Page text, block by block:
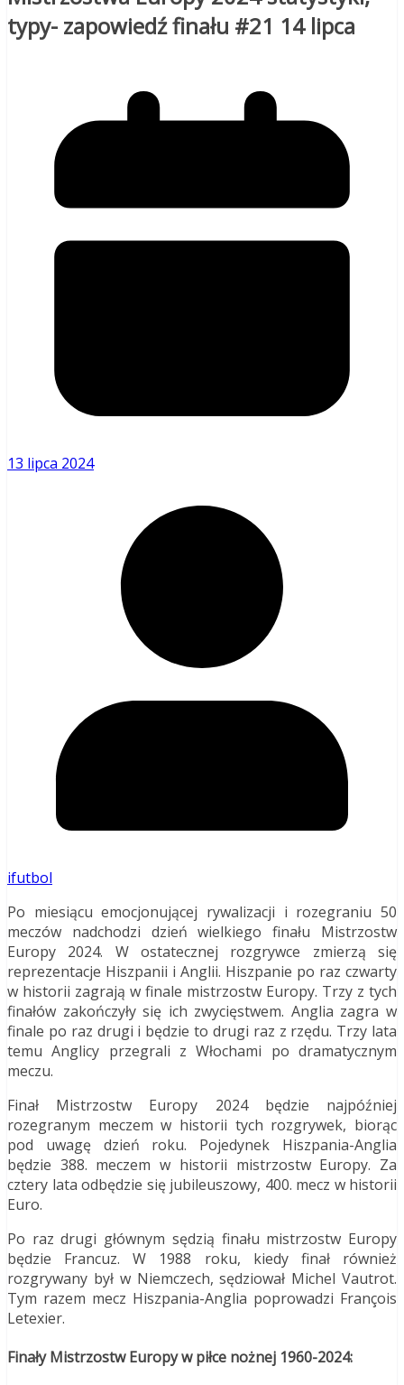
typy- zapowiedź finału #21 14 lipca
13 lipca 2024
ifutbol
Po miesiącu emocjonującej rywalizacji i rozegraniu 50
meczów nadchodzi dzień wielkiego finału Mistrzostw
Europy 2024. W ostatecznej rozgrywce zmierzą się
reprezentacje Hiszpanii i Anglii. Hiszpanie po raz czwarty
w historii zagrają w finale mistrzostw Europy. Trzy z tych
finałów zakończyły się ich zwycięstwem. Anglia zagra w
finale po raz drugi i będzie to drugi raz z rzędu. Trzy lata
temu Anglicy przegrali z Włochami po dramatycznym
meczu.
Finał Mistrzostw Europy 2024 będzie najpóźniej
rozegranym meczem w historii tych rozgrywek, biorąc
pod uwagę dzień roku. Pojedynek Hiszpania-Anglia
będzie 388. meczem w historii mistrzostw Europy. Za
cztery lata odbędzie się jubileuszowy, 400. mecz w historii
Euro.
Po raz drugi głównym sędzią finału mistrzostw Europy
będzie Francuz. W 1988 roku, kiedy finał również
rozgrywany był w Niemczech, sędziował Michel Vautrot.
Tym razem mecz Hiszpania-Anglia poprowadzi François
Letexier.
Finały Mistrzostw Europy w piłce nożnej 1960-2024: